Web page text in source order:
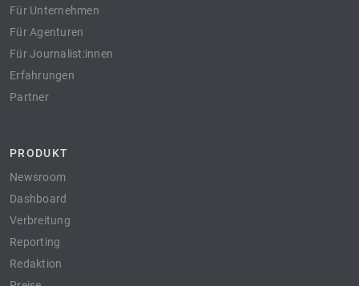
Für Unternehmen
Für Agenturen
Für Journalist:innen
Erfahrungen
Partner
PRODUKT
Newsroom
Dashboard
Verbreitung
Reporting
Redaktion